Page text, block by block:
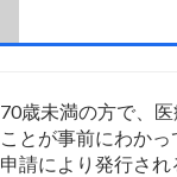
70歳未満の方で、
ことが事前にわかっ
申請により発行さ